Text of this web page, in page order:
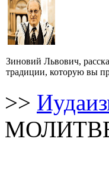
Зиновий Львович,
традиции, которую вы
>>